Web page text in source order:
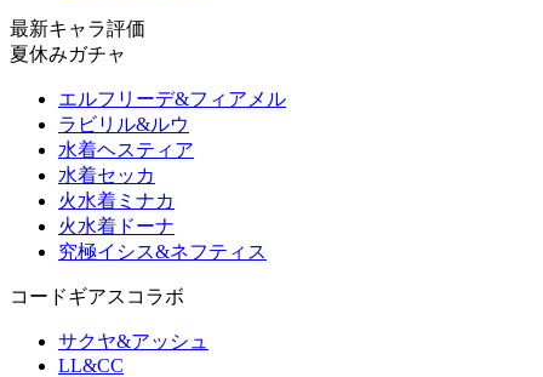
最新キャラ評価
夏休みガチャ
エルフリーデ&フィアメル
ラビリル&ルウ
水着ヘスティア
水着セッカ
火水着ミナカ
火水着ドーナ
究極イシス&ネフティス
コードギアスコラボ
サクヤ&アッシュ
LL&CC